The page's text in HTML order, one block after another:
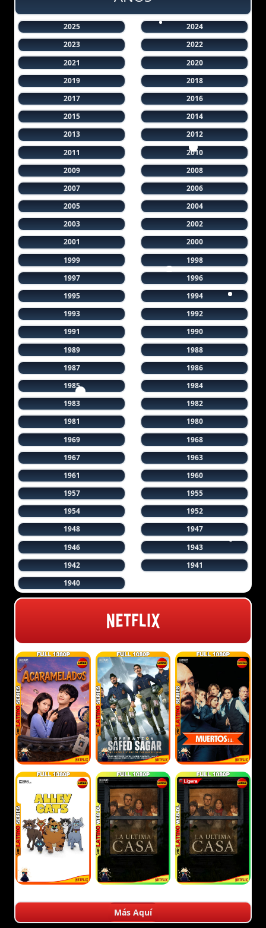
2025
2024
2023
2022
2021
2020
2019
2018
2017
2016
2015
2014
2013
2012
2011
2010
2009
2008
2007
2006
2005
2004
2003
2002
2001
2000
1999
1998
1997
1996
1995
1994
1993
1992
1991
1990
1989
1988
1987
1986
1985
1984
1983
1982
1981
1980
1969
1968
1967
1963
1961
1960
1957
1955
1954
1952
1948
1947
1946
1943
1942
1941
1940
Más Aquí